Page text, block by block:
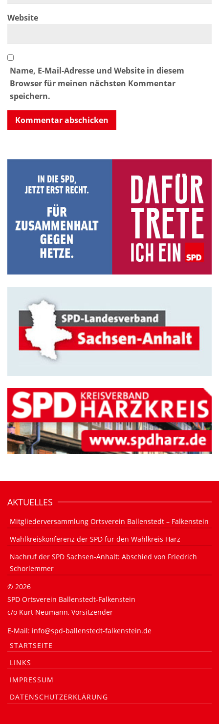
Website
Name, E-Mail-Adresse und Website in diesem
Browser für meinen nächsten Kommentar
speichern.
AKTUELLES
Mitgliederversammlung Ortsverein Ballenstedt – Falkenstein
Wahlkreiskonferenz der SPD für den Wahlkreis Harz
Nachruf der SPD Sachsen-Anhalt: Abschied von Friedrich
Schorlemmer
© 2026
SPD Ortsverein Ballenstedt-Falkenstein
c/o Kurt Neumann, Vorsitzender
E-Mail: info@spd-ballenstedt-falkenstein.de
STARTSEITE
LINKS
IMPRESSUM
DATENSCHUTZERKLÄRUNG